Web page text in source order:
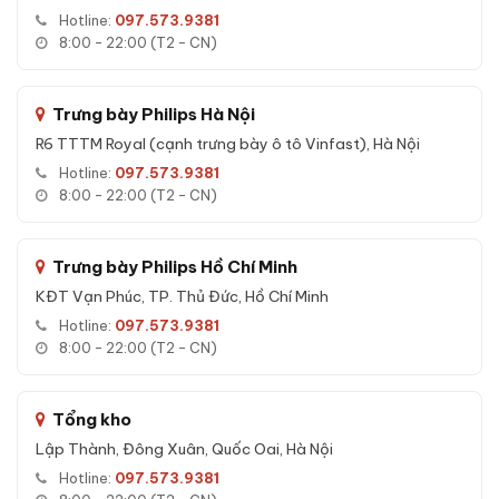
xưởng từ nhà máy.
Chống ẩm, chống nước - giữ giấy tờ, hợp đồng quan trọng
Tuổi thọ ổ khoá cao, chìa thép tôi chất lượng cao, ít hỏng
hóc theo thời gian.
24 tháng bảo hành online chính hãng
qua hotline, Zalo, Messenger 24/7.
Tính năng Két sắt Liberty LB58-S10-
PRO-G vân tay điện tử màu gold chính
Các tính năng nổi bật của
G vân tay điện tử màu gold chính hãng:
An toàn cháy nổ:Cấu trúc vỏ thép kết hợp lớp bê-tông
Hotline: 097.573.9381
8:00 - 22:00 (T2 - CN)
Trưng bày Philips Hà Nội
R6 TTTM Royal (cạnh trưng bày ô tô Vinfast), Hà Nội
Hotline: 097.573.9381
8:00 - 22:00 (T2 - CN)
Trưng bày Philips Hồ Chí Minh
KĐT Vạn Phúc, TP. Thủ Đức, Hồ Chí Minh
Hotline: 097.573.9381
8:00 - 22:00 (T2 - CN)
Tổng kho
Lập Thành, Đông Xuân, Quốc Oai, Hà Nội
Hotline: 097.573.9381